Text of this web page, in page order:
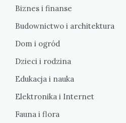
Biznes i finanse
Budownictwo i architektura
Dom i ogród
Dzieci i rodzina
Edukacja i nauka
Elektronika i Internet
Fauna i flora